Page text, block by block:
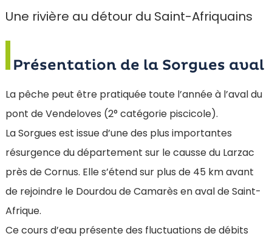
Une rivière au détour du Saint-Afriquains
Présentation de la Sorgues aval
La pêche peut être pratiquée toute l’année à l’aval du
pont de Vendeloves (2° catégorie piscicole).
La Sorgues est issue d’une des plus importantes
résurgence du département sur le causse du Larzac
près de Cornus. Elle s’étend sur plus de 45 km avant
de rejoindre le Dourdou de Camarès en aval de Saint-
Afrique.
Ce cours d’eau présente des fluctuations de débits